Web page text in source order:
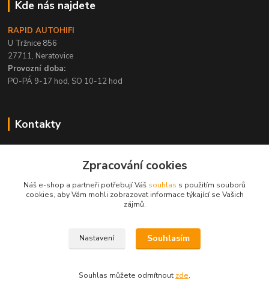
Kde nás najdete
RAPID AUTOHIFI
U Tržnice 856
27711, Neratovice
Provozní doba:
PO-PÁ 9-17 hod, SO 10-12 hod
Kontakty
PO-PÁ / 9-17 hod, SO 10-12 hod
info@rapid-autohifi.com
Všechna práva vyhrazena © 2004-2024 Rapid Autohifi
Zpracování cookies
Náš e-shop a partneři potřebují Váš souhlas s použitím souborů
cookies, aby Vám mohli zobrazovat informace týkající se Vašich
zájmů.
Nastavení Souhlasím
Souhlas můžete odmítnout zde.